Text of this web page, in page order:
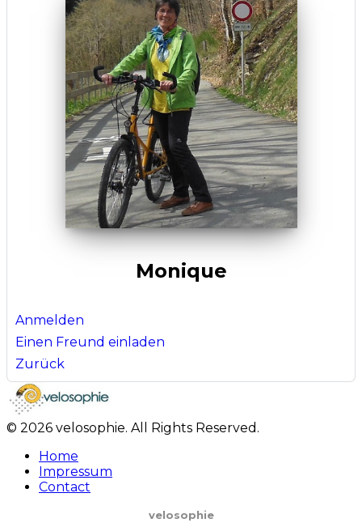
Monique
Anmelden
Einen Freund einladen
Zurück
© 2026 velosophie. All Rights Reserved.
Home
Impressum
Contact
velosophie